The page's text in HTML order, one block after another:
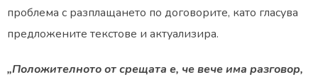
проблема с разплащането по договорите, като гласува
предложените текстове и актуализира.
„Положителното от срещата е, че вече има разговор,